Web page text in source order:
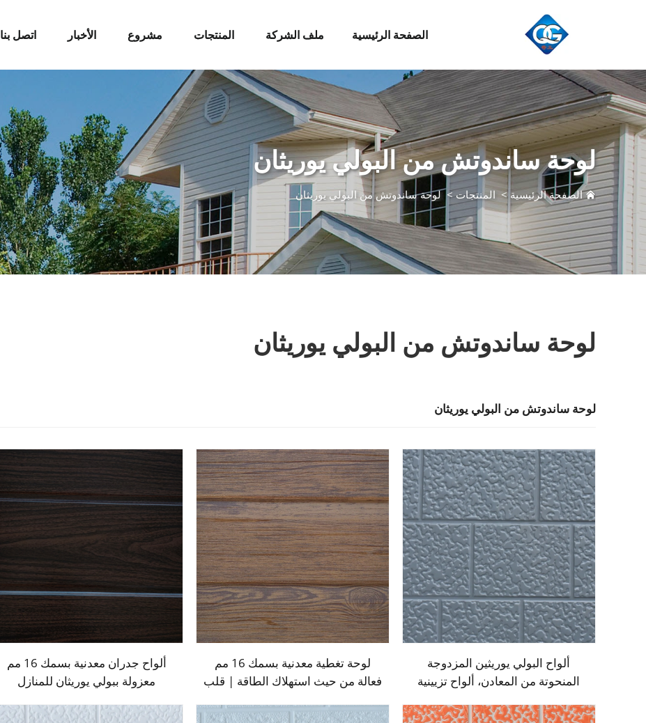
الصفحة الرئيسية ملف الشركة المنتجات مشروع الأخبار اتصل بنا
لوحة ساندوتش من البولي يوريثان
الصفحة الرئيسية > المنتجات>لوحة ساندوتش من البولي يوريثان
لوحة ساندوتش من البولي يوريثان
لوحة ساندوتش من البولي يوريثان
ألواح جدران معدنية بسمك 16 مم
معزولة ببولي يوريثان للمنازل
لوحة تغطية معدنية بسمك 16 مم
فعالة من حيث استهلاك الطاقة | قلب
شيلي
ألواح البولي يوريثين المزدوجة
المنحوتة من المعادن، ألواح تزيينية
رغوة البولي يوريثين لبيوت صغيرة